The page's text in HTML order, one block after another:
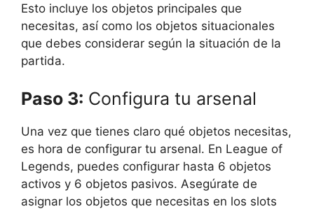
Esto incluye los objetos principales que
necesitas, así como los objetos situacionales
que debes considerar según la situación de la
partida.
Paso 3: Configura tu arsenal
Una vez que tienes claro qué objetos necesitas,
es hora de configurar tu arsenal. En League of
Legends, puedes configurar hasta 6 objetos
activos y 6 objetos pasivos. Asegúrate de
asignar los objetos que necesitas en los slots